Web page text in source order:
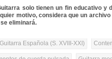
solo tienen un fin educativo y
motivo, considera que un
eliminará.
Guitarra Española (S. XVIII-XXI)